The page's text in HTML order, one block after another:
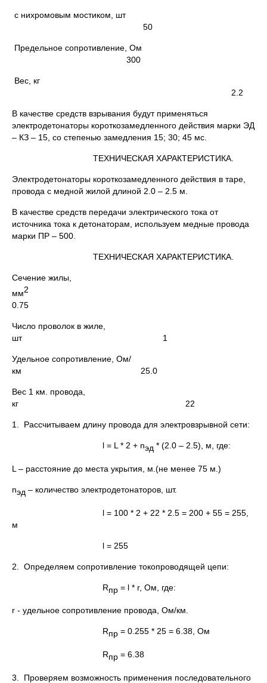
с нихромовым мостиком, шт
50
Предельное сопротивление, Ом
300
Вес, кг
2.2
В качестве средств взрывания будут применяться
электродетонаторы короткозамедленного действия марки ЭД
– КЗ – 15, со степенью замедления 15; 30; 45 мс.
ТЕХНИЧЕСКАЯ ХАРАКТЕРИСТИКА.
Электродетонаторы короткозамедленного действия в таре,
провода с медной жилой длиной 2.0 – 2.5 м.
В качестве средств передачи электрического тока от
источника тока к детонаторам, используем медные провода
марки ПР – 500.
ТЕХНИЧЕСКАЯ ХАРАКТЕРИСТИКА.
Сечение жилы,
мм
0.75
Число проволок в жиле,
шт 1
Удельное сопротивление, Ом/
км 25.0
Вес 1 км. провода,
кг 22
1. Рассчитываем длину провода для электровзрывной сети:
l = L * 2 + nэд * (2.0 – 2.5), м, где:
L – расстояние до места укрытия, м.(не менее 75 м.)
nэд – количество электродетонаторов, шт.
l = 100 * 2 + 22 * 2.5 = 200 + 55 = 255,
м
l = 255
2. Определяем сопротивление токопроводящей цепи:
Rпр = l * r, Ом, где:
r - удельное сопротивление провода, Ом/км.
Rпр = 0.255 * 25 = 6.38, Ом
Rпр = 6.38
3. Проверяем возможность применения последовательного